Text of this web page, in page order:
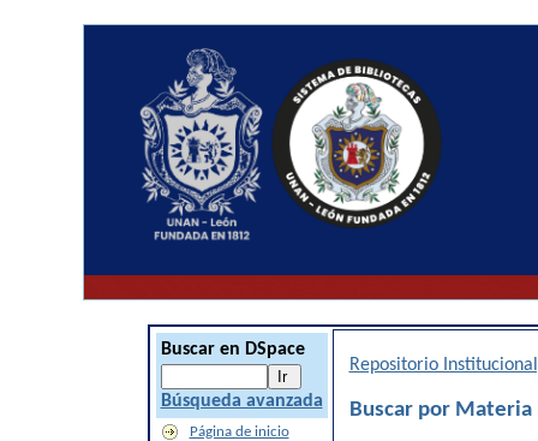
Buscar en DSpace
Búsqueda avanzada
Página de inicio
Repositorio
Buscar por Materia